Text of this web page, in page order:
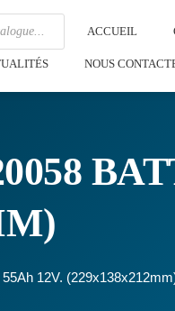
ACCUEIL
NOUS
12V.